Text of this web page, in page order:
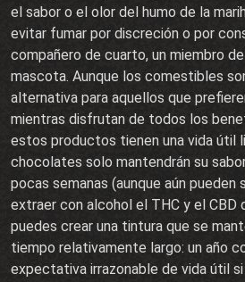
el sabor o el olor del humo de la
evitar fumar por discreción o por
compañero de cuarto, un miembro
mascota. Aunque los comestibles
alternativa para aquellos que
mientras disfrutan de todos los
estos productos tienen una vida útil
chocolates solo mantendrán su
pocas semanas (aunque aún
extraer con alcohol el THC y el CBD
puedes crear una tintura que se
tiempo relativamente largo: un año
expectativa irrazonable de vida útil